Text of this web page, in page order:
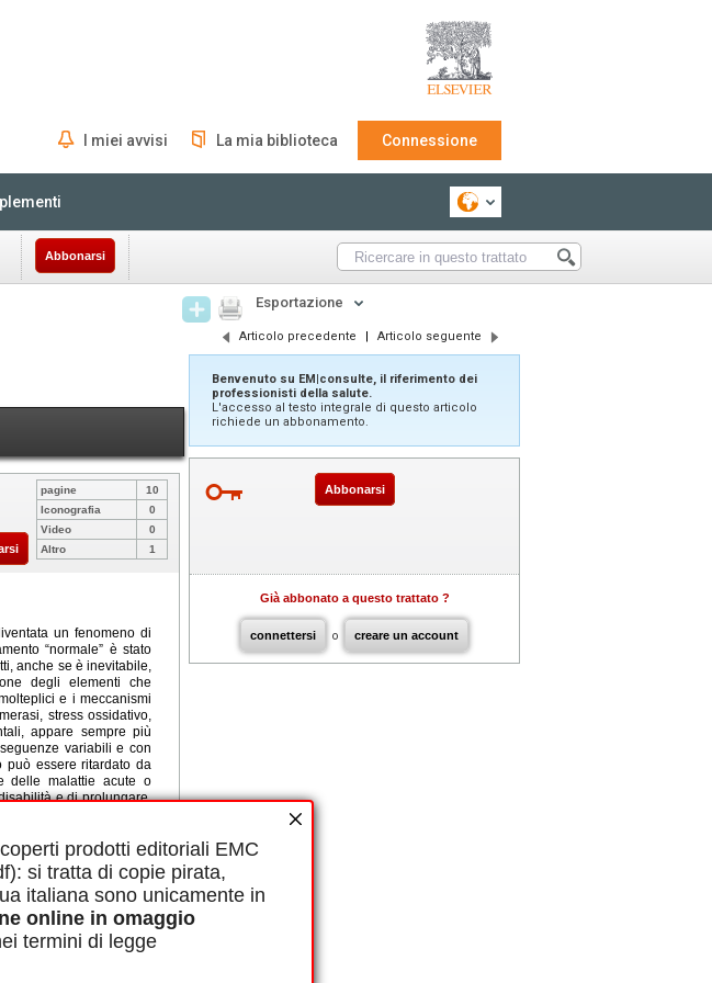
prodotti editoriali EMC
si tratta di copie pirata,
italiana sono unicamente in
online in omaggio
termini di legge
I miei avvisi La mia biblioteca Connessione
Abbonarsi
pagine
10
Iconografia
0
Video
0
Altro
1
un fenomeno di
“normale” è stato
anche se è inevitabile,
degli elementi che
e i meccanismi
stress ossidativo,
appare sempre più
variabili e con
può essere ritardato da
delle malattie acute o
e di prolungare,
Esportazione
Articolo precedente | Articolo seguente
Benvenuto su EM|consulte, il riferimento dei
professionisti della salute.
L'accesso al testo integrale di questo articolo
richiede un abbonamento.
Abbonarsi
Già abbonato a questo trattato ?
connettersi o creare un account